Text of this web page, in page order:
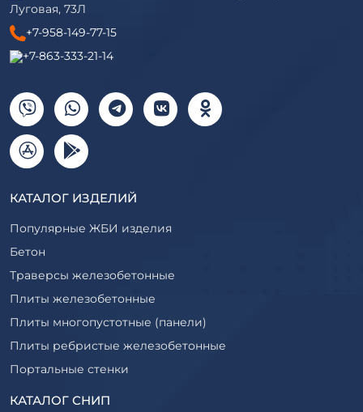
Луговая, 73Л
+7-958-149-77-15
+7-863-333-21-14
КАТАЛОГ ИЗДЕЛИЙ
Популярные ЖБИ изделия
Бетон
Траверсы железобетонные
Плиты железобетонные
Плиты многопустотные (панели)
Плиты ребристые железобетонные
Портальные стенки
Прогоны железобетонные
КАТАЛОГ СНИП